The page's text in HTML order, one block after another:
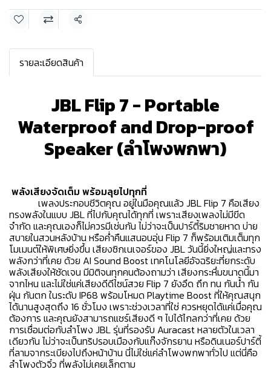
แชร์
รายละเอียดสินค้า
JBL Flip 7 - Portable
Waterproof and Drop-proof
Speaker (ลำโพงพกพา)
พลังเสียงจัดเต็ม พร้อมลุยไปทุกที่
เพลงประกอบชีวิตคุณ อยู่ในมือคุณแล้ว JBL Flip 7 คือเสียง
ทรงพลังในแบบ JBL ที่ไปกับคุณได้ทุกที่ เพราะเสียงเพลงไม่มีขีด
จำกัด และคุณเองก็ไม่ควรมีเช่นกัน ไม่ว่าจะเป็นปาร์ตี้ริมชายหาด บ่าย
สบายในสวนหลังบ้าน หรือค่ำคืนแสนอบอุ่น Flip 7 ก็พร้อมเติมเต็มทุก
โมเมนต์ให้พิเศษยิ่งขึ้น เสียงซิกเนเจอร์ของ JBL วันนี้ยิ่งใหญ่และทรง
พลังกว่าที่เคย ด้วย AI Sound Boost เทคโนโลยีอัจฉริยะที่ยกระดับ
พลังเสียงให้ชัดเจน มีมิติจนทุกคนต้องถามว่า เสียงกระหึ่มขนาดนี้มา
จากไหน และไม่ใช่แค่เสียงดีดีไซน์สวย Flip 7 ยังอึด ถึก ทน กันน้ำ กัน
ฝุ่น กันตก ในระดับ IP68 พร้อมโหมด Playtime Boost ที่ให้คุณสนุก
ได้นานสูงสุดถึง 16 ชั่วโมง เพราะช่วงเวลาที่ใช่ ควรหยุดได้แค่เมื่อคุณ
ต้องการ และคุณยังสามารถแชร์เสียงดี ๆ ไปได้ไกลกว่าที่เคย ด้วย
การเชื่อมต่อกับลำโพง JBL รุ่นที่รองรับ Auracast หลายตัวในเวลา
เดียวกัน ไม่ว่าจะเป็นทริปรอบเมืองกับแก๊งจักรยาน หรือดินเนอร์ปาร์ตี้
ที่ลามจากระเบียงไปถึงหน้าบ้าน นี่ไม่ใช่แค่ลำโพงพกพาทั่วไป แต่นี่คือ
ลำโพงตัวจิ๋ว ที่พลังไม่เคยเล็กตาม